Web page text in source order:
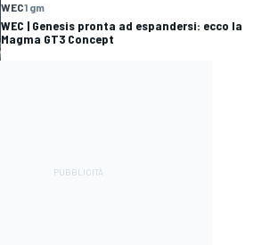
WEC1 gm
WEC | Genesis pronta ad espandersi: ecco la
Magma GT3 Concept